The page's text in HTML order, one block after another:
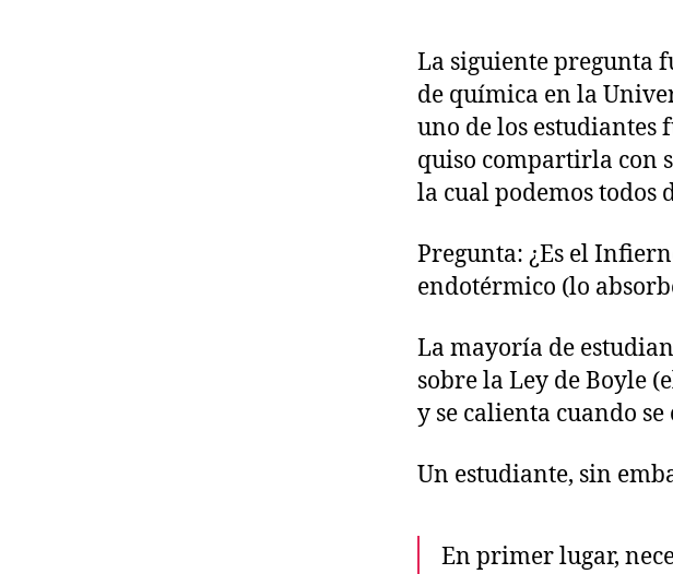
La siguiente pregunta
de química en la
uno de los estudiantes
quiso compartirla con
la cual podemos todos
Pregunta: ¿Es el
endotérmico (lo
La mayoría de
sobre la Ley de Boyle
y se calienta cuando
Un estudiante, sin
En primer lugar,